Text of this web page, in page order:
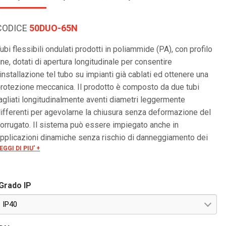
50DUO-65N
flessibili ondulati prodotti in poliammide (PA), con profilo
dotati di apertura longitudinale per consentire
tel tubo su impianti già cablati ed ottenere una
meccanica. Il prodotto è composto da due tubi
longitudinalmente aventi diametri leggermente
per agevolarne la chiusura senza deformazione del
Il sistema può essere impiegato anche in
dinamiche senza rischio di danneggiamento dei
Ottima resistenza alla maggior parte delle sostanze
ai raggi UV.
DI PIU' +
IP
IP40